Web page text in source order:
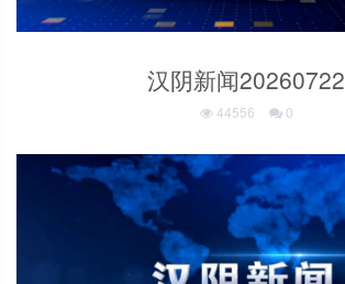
汉阴新闻20260722
44556 0